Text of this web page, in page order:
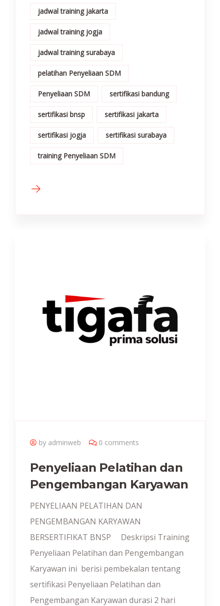
jadwal training jakarta
jadwal training jogja
jadwal training surabaya
pelatihan Penyeliaan SDM
Penyeliaan SDM sertifikasi bandung
sertifikasi bnsp sertifikasi jakarta
sertifikasi jogja sertifikasi surabaya
training Penyeliaan SDM
by adminweb 0 comments
Penyeliaan Pelatihan dan
Pengembangan Karyawan
PENYELIAAN PELATIHAN DAN
PENGEMBANGAN KARYAWAN
BERSERTIFIKAT BNSP Deskripsi Training
Penyeliaan Pelatihan dan Pengembangan
Karyawan ini berisi pembekalan tentang
sertifikasi Penyeliaan Pelatihan dan
Pengembangan Karyawan durasi 2 hari